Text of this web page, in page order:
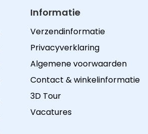
Informatie
Verzendinformatie
Privacyverklaring
Algemene voorwaarden
Contact & winkelinformatie
3D Tour
Vacatures